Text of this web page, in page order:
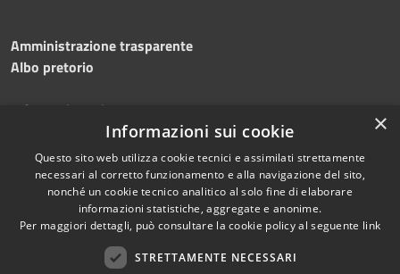
Amministrazione trasparente
Albo pretorio
Informativa privacy
Dichiarazione di accessibilità
Copyright © 2026 • Comune di
Silvi • Powered by
×
Informazioni sui cookie
Questo sito web utilizza cookie tecnici e assimilati strettamente
necessari al corretto funzionamento e alla navigazione del sito,
nonché un cookie tecnico analitico al solo fine di elaborare
informazioni statistiche, aggregate e anonime.
Per maggiori dettagli, può consultare la cookie policy al seguente link
STRETTAMENTE NECESSARI